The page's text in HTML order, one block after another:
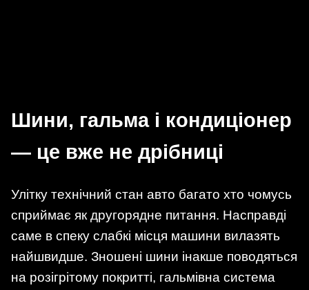
Шини, гальма і кондиціонер
— це вже не дрібниці
Улітку технічний стан авто багато хто чомусь
сприймає як другорядне питання. Насправді
саме в спеку слабкі місця машини вилазять
найшвидше. Зношені шини інакше поводяться
на розігрітому покритті, гальмівна система